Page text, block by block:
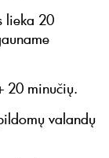
lieka 20
20 minučių.
valandų